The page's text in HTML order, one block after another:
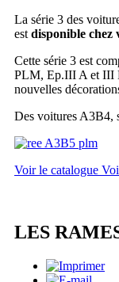
La série 3 des
est disponible chez
Cette série 3 est
PLM, Ep.III A et III
nouvelles
Des voitures A3B4,
Voir le catalogue
LES